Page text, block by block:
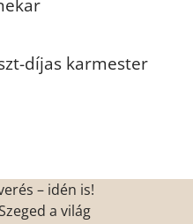
díjas karmester
– idén is!
a világ